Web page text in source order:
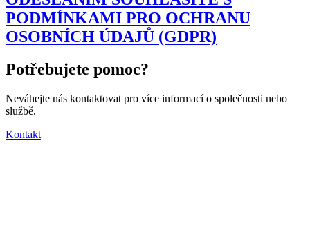
PODMÍNKAMI PRO OCHRANU
OSOBNÍCH ÚDAJŮ (GDPR)
Potřebujete pomoc?
Neváhejte nás kontaktovat pro více informací o společnosti nebo
službě.
Kontakt